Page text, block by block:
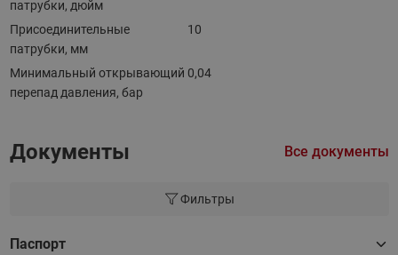
патрубки, дюйм
Присоединительные
патрубки, мм
10
Минимальный открывающий
перепад давления, бар
0,04
Документы Все документы
Фильтры
Паспорт